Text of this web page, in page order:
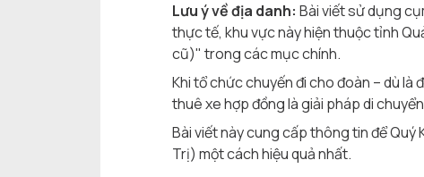
Lưu ý về địa danh: Bài viết sử dụng
thực tế, khu vực này hiện thuộc tỉnh
cũ)" trong các mục chính.
Khi tổ chức chuyến đi cho đoàn – dù
thuê xe hợp đồng là giải pháp di
Bài viết này cung cấp thông tin để Quý
Trị) một cách hiệu quả nhất.